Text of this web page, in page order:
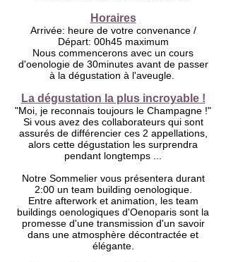
Horaires
Arrivée: heure de votre convenance /
Départ: 00h45 maximum
Nous commencerons avec un cours
d'oenologie de 30minutes avant de passer
à la dégustation à l'aveugle.
La dégustation la plus incroyable !
"Moi, je reconnais toujours le Champagne !"
Si vous avez des collaborateurs qui sont
assurés de différencier ces 2 appellations,
alors cette dégustation les surprendra
pendant longtemps ...
Notre Sommelier vous présentera durant
2:00 un team building oenologique.
Entre afterwork et animation, les team
buildings oenologiques d'Oenoparis sont la
promesse d'une transmission d'un savoir
dans une atmosphère décontractée et
élégante.